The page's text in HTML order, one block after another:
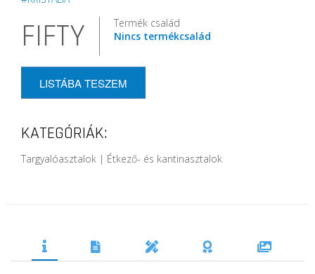
FIFTY
Termék család
Nincs termékcsalád
LISTÁBA TESZEM
KATEGÓRIÁK:
Targyalóasztalok | Étkező- és kantinasztalok